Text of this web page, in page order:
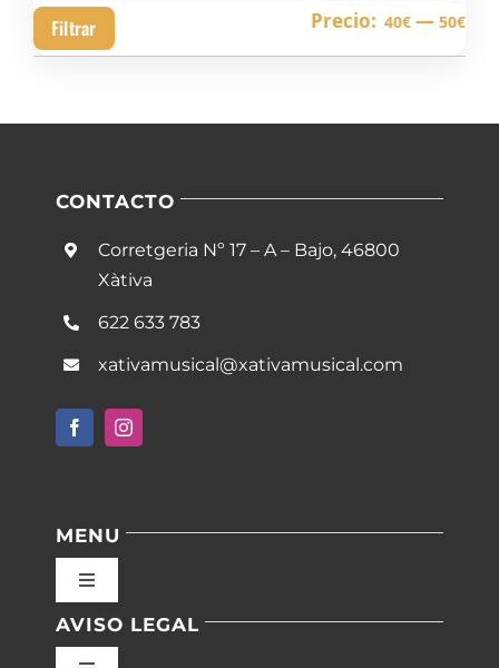
Filtrar Precio: 40€ — 50€
CONTACTO
Corretgeria Nº 17 – A – Bajo, 46800
Xàtiva
622 633 783
xativamusical@xativamusical.com
MENU
Toggle
Inicio
AVISO LEGAL